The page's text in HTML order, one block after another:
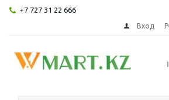
+7 727 31 22 666
Вход